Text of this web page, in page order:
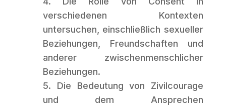
verschiedenen Kontexten
untersuchen, einschließlich sexueller
Beziehungen, Freundschaften und
anderer zwischenmenschlicher
Beziehungen.
Die Bedeutung von Zivilcourage
und dem Ansprechen